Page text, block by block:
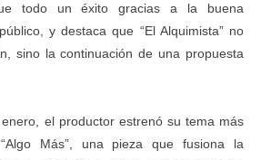
todo un éxito gracias a la buena
y destaca que “El Alquimista” no
sino la continuación de una propuesta
el productor estrenó su tema más
Más”, una pieza que fusiona la